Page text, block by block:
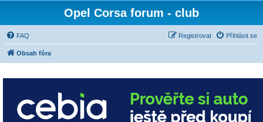
Opel Corsa forum - club
FAQ Přihlásit se
Registrovat
Obsah fóra